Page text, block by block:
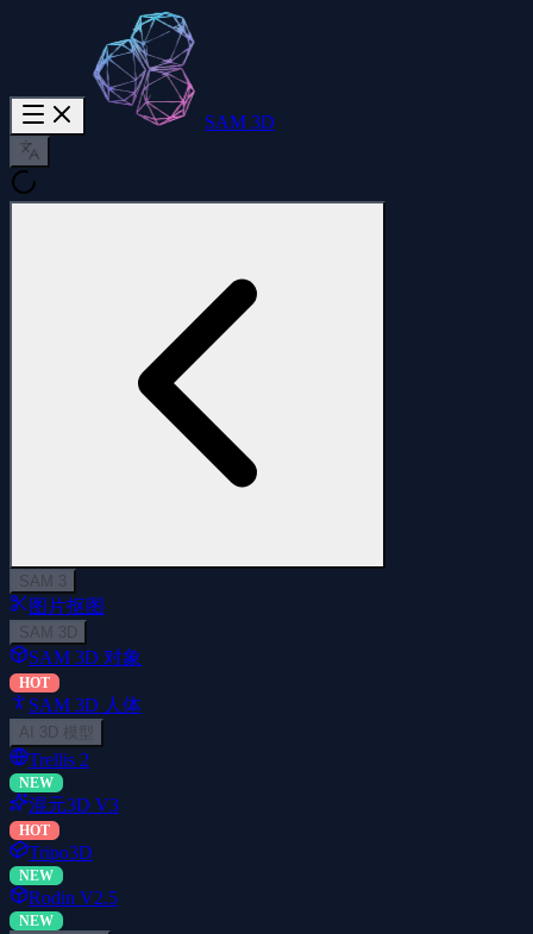
SAM 3D
SAM 3
图片抠图
SAM 3D
SAM 3D 对象
HOT
SAM 3D 人体
AI 3D 模型
Trellis 2
NEW
混元3D V3
HOT
Tripo3D
NEW
Rodin V2.5
NEW